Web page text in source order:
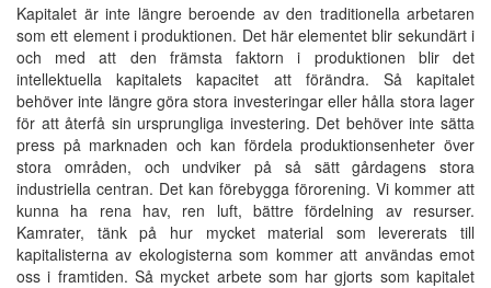
Kapitalet är inte längre beroende av den traditionella arbetaren
som ett element i produktionen. Det här elementet blir sekundärt i
och med att den främsta faktorn i produktionen blir det
intellektuella kapitalets kapacitet att förändra. Så kapitalet
behöver inte längre göra stora investeringar eller hålla stora lager
för att återfå sin ursprungliga investering. Det behöver inte sätta
press på marknaden och kan fördela produktionsenheter över
stora områden, och undviker på så sätt gårdagens stora
industriella centran. Det kan förebygga förorening. Vi kommer att
kunna ha rena hav, ren luft, bättre fördelning av resurser.
Kamrater, tänk på hur mycket material som levererats till
kapitalisterna av ekologisterna som kommer att användas emot
oss i framtiden. Så mycket arbete som har gjorts som kapitalet